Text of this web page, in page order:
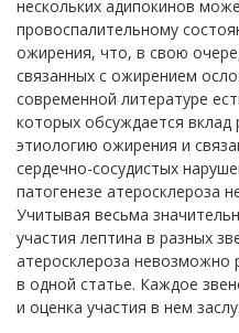
нескольких адипокинов
провоспалительному
ожирения, что, в свою
связанных с ожирением
современной литературе
которых обсуждается вклад
этиологию ожирения и
сердечно-сосудистых
патогенезе атеросклероза
Учитывая весьма
участия лептина в разных
атеросклероза невозможно
в одной статье. Каждое
и оценка участия в нем